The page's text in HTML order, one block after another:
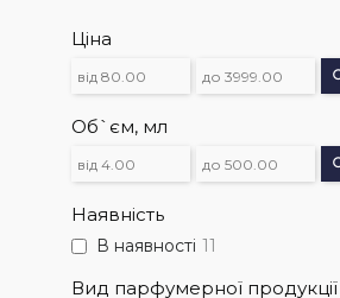
Ціна
Об`єм, мл
Наявність
В наявності 11
Вид парфумерної продукції